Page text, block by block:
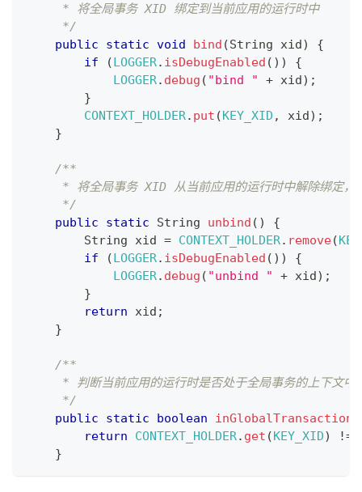
     * 将全局事务 XID 绑定到当前应用的运行时中
     */
public
static void bind (String xid)
{
if
(LOGGER. isDebugEnabled ( ) )
{
LOGGER. debug ( "bind " + xid) ;
}
CONTEXT_HOLDER. put (KEY_XID , xid) ;
}
/**
* 将全局事务 XID 从当前应用的运行时中解除绑定，
     */
public
static String unbind ( )
{
String xid = CONTEXT_HOLDER. remove(
if
(LOGGER. isDebugEnabled ( ) )
{
LOGGER. debug ( "unbind " + xid) ;
}
return xid ;
}
/**
     * 判断当前应用的运行时是否处于全局事务的上下文中
     */
public
static boolean inGlobalTransaction
return
CONTEXT_HOLDER. get (KEY_XID) !=
}